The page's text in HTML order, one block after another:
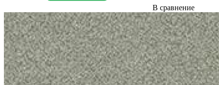
В сравнение